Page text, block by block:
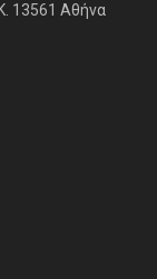
13561 Αθήνα